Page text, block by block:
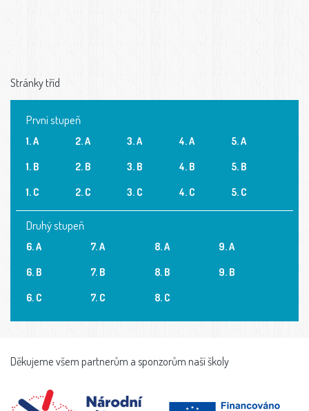
Stránky tříd
První stupeň
1. A
1. B
1. C
2. A
2. B
2. C
3. A
3. B
3. C
4. A
4. B
4. C
5. A
5. B
5. C
Druhý stupeň
6. A
6. B
6. C
7. A
7. B
7. C
8. A
8. B
8. C
9. A
9. B
Děkujeme všem partnerům a sponzorům naší školy